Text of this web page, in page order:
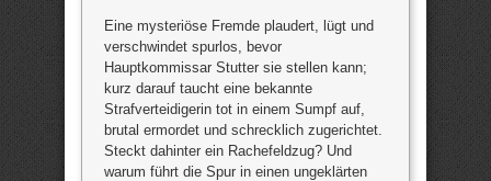
Eine mysteriöse Fremde plaudert, lügt und
verschwindet spurlos, bevor
Hauptkommissar Stutter sie stellen kann;
kurz darauf taucht eine bekannte
Strafverteidigerin tot in einem Sumpf auf,
brutal ermordet und schrecklich zugerichtet.
Steckt dahinter ein Rachefeldzug? Und
warum führt die Spur in einen ungeklärten